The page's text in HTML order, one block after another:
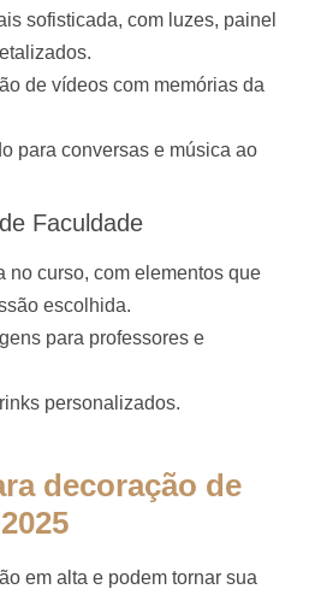
sofisticada, com luzes, painel
de vídeos com memórias da
para conversas e música ao
Faculdade
no curso, com elementos que
escolhida.
para professores e
personalizados.
decoração de
em alta e podem tornar sua